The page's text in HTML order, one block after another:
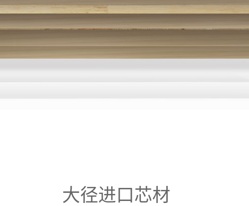
大径进口芯材